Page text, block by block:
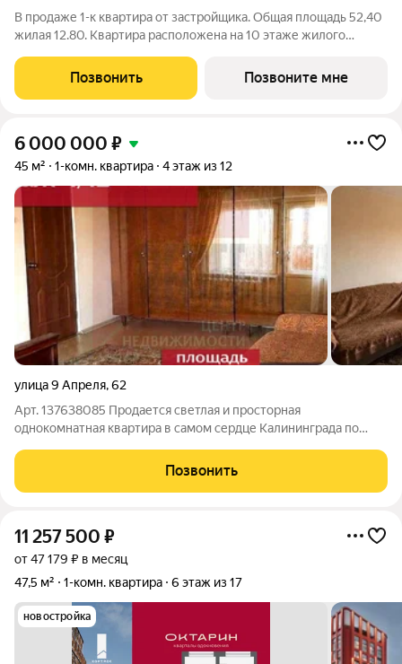
В продаже 1-к квартира от застройщика. Общая площадь 52,40
жилая 12.80. Квартира расположена на 10 этаже жилого
года. ОКТАРИН - масштабный жилой квартал площадью 7
гектаров, расположенный
Позвонить Позвоните мне
6 000 000 ₽
45 м² 1-комн. квартира 4 этаж из 12
улица 9 Апреля,62
Арт. 137638085 Продается светлая и просторная
однокомнатная квартира в самом сердце Калининграда по
кто мечтает жить в центре событий, но ценить уют, тишину и
близость к природе. Квартира
Позвонить
11 257 500 ₽
от 47 179 ₽ в месяц
47,5 м²
1-комн. квартира 6 этаж из 17
новостройка